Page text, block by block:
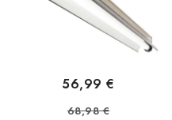
56,99 €
68,98 €